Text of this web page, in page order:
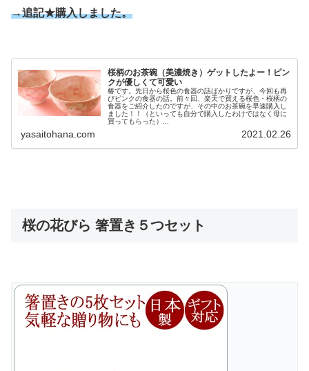
→追記★購入しました。
桜柄のお茶碗（美濃焼き）ゲットしたよー！ピン
クが優しくて可愛い
椿です。先日から桜色の食器の話ばかりですが、今回も再
びピンクの食器の話。前々回、楽天で買える桜色・桜柄の
食器をご紹介したのですが、その中のお茶碗を早速購入し
ました！！（といっても自分で購入したわけではなく母に
買ってもらった）...
yasaitohana.com 2021.02.26
桜の花びら 箸置き５つセット